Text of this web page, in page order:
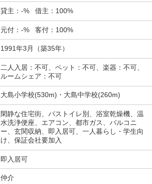
貸主：-% 借主：100%
元付：-% 客付：100%
1991年3月（築35年）
二人入居：不可、ペット：不可、楽器：不可、
ルームシェア：不可
大島小学校(530m)・大島中学校(260m)
閑静な住宅街、バストイレ別、浴室乾燥機、温
水洗浄便座、エアコン、都市ガス、バルコニ
ー、玄関収納、即入居可、一人暮らし・学生向
け、保証会社要加入
即入居可
仲介